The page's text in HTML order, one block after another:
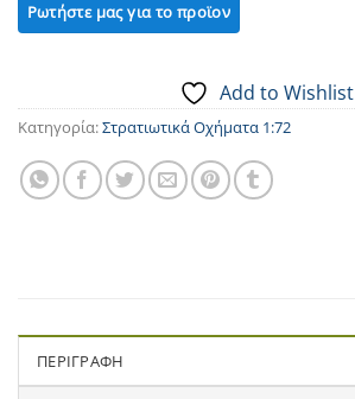
Add to Wishlist
Κατηγορία:Στρατιωτικά Οχήματα 1:72
ΠΕΡΙΓΡΑΦΉ